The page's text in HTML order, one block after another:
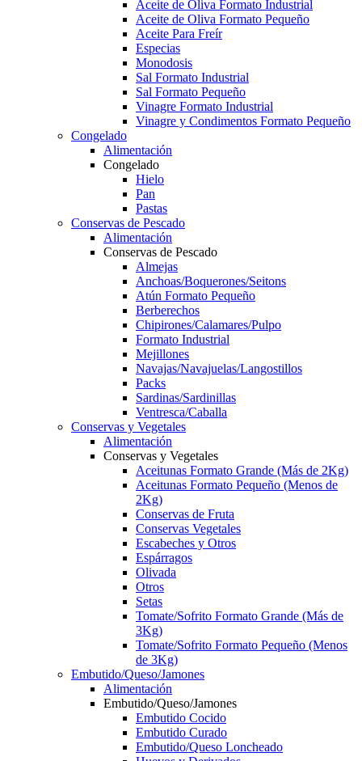
Aceite de Oliva Formato Industrial
Aceite de Oliva Formato Pequeño
Aceite Para Freír
Especias
Monodosis
Sal Formato Industrial
Sal Formato Pequeño
Vinagre Formato Industrial
Vinagre y Condimentos Formato Pequeño
Congelado
Alimentación
Congelado
Hielo
Pan
Pastas
Conservas de Pescado
Alimentación
Conservas de Pescado
Almejas
Anchoas/Boquerones/Seitons
Atún Formato Pequeño
Berberechos
Chipirones/Calamares/Pulpo
Formato Industrial
Mejillones
Navajas/Navajuelas/Langostillos
Packs
Sardinas/Sardinillas
Ventresca/Caballa
Conservas y Vegetales
Alimentación
Conservas y Vegetales
Aceitunas Formato Grande (Más de 2Kg)
Aceitunas Formato Pequeño (Menos de
2Kg)
Conservas de Fruta
Conservas Vegetales
Escabeches y Otros
Espárragos
Olivada
Otros
Setas
Tomate/Sofrito Formato Grande (Más de
3Kg)
Tomate/Sofrito Formato Pequeño (Menos
de 3Kg)
Embutido/Queso/Jamones
Alimentación
Embutido/Queso/Jamones
Embutido Cocido
Embutido Curado
Embutido/Queso Loncheado